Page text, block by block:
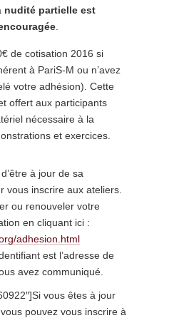
nudité partielle est
de cotisation 2016 si
à PariS-M ou n’avez
votre adhésion). Cette
offert aux participants
nécessaire à la
et exercices.
à jour de sa
vous inscrire aux ateliers.
ou renouveler votre
en cliquant ici :
adhesion.html
est l’adresse de
avez communiqué.
vous êtes à jour
pouvez vous inscrire à